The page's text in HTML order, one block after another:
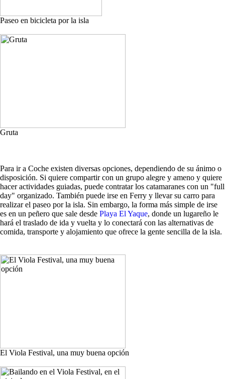
Paseo en bicicleta por la isla
Gruta
Para ir a Coche existen diversas opciones, dependiendo de su ánimo o
disposición. Si quiere compartir con un grupo alegre y ameno y quiere
hacer actividades guiadas, puede contratar los catamaranes con un "full
day" organizado. También puede irse en Ferry y llevar su carro para
realizar el paseo por la isla. Sin embargo, la forma más simple de irse
es en un peñero que sale desde Playa El Yaque, donde un lugareño le
hará el traslado de ida y vuelta y lo conectará con las alternativas de
comida, transporte y alojamiento que ofrece la gente sencilla de la isla.
El Viola Festival, una muy buena opción